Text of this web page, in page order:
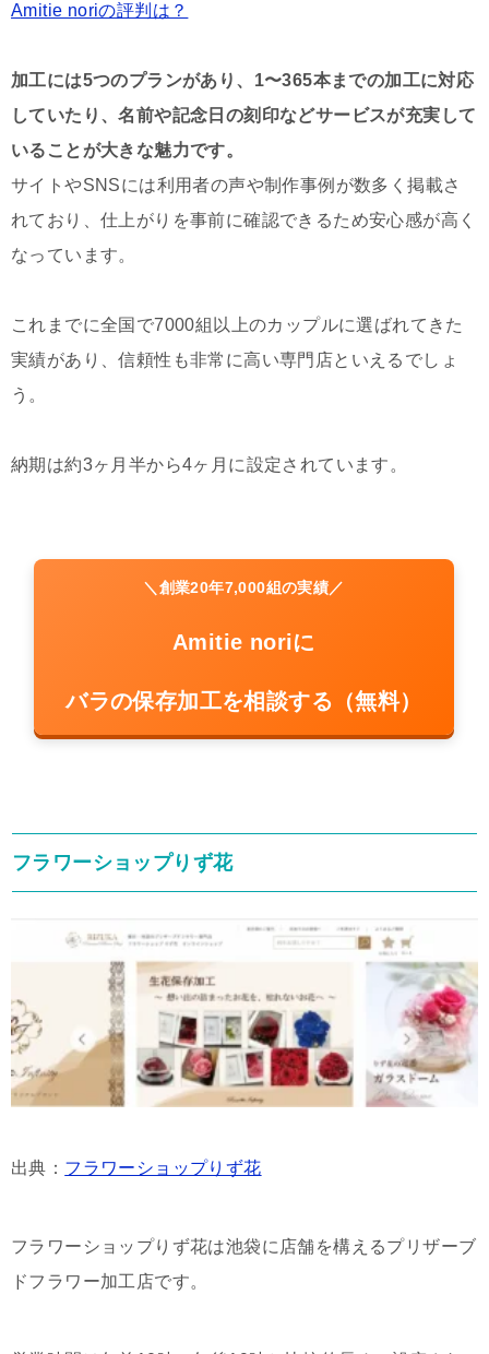
Amitie noriの評判は？
加工には5つのプランがあり、1〜365本までの加工に対応
していたり、名前や記念日の刻印などサービスが充実して
いることが大きな魅力です。
サイトやSNSには利用者の声や制作事例が数多く掲載さ
れており、仕上がりを事前に確認できるため安心感が高く
なっています。
これまでに全国で7000組以上のカップルに選ばれてきた
実績があり、信頼性も非常に高い専門店といえるでしょ
う。
納期は約3ヶ月半から4ヶ月に設定されています。
＼創業20年7,000組の実績／
Amitie noriに
バラの保存加工を相談する（無料）
フラワーショップりず花
出典： フラワーショップりず花
フラワーショップりず花は池袋に店舗を構えるプリザーブ
ドフラワー加工店です。